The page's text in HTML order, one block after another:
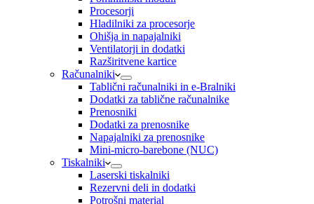
Procesorji
Hladilniki za procesorje
Ohišja in napajalniki
Ventilatorji in dodatki
Razširitvene kartice
Računalniki
Tablični računalniki in e-Bralniki
Dodatki za tablične računalnike
Prenosniki
Dodatki za prenosnike
Napajalniki za prenosnike
Mini-micro-barebone (NUC)
Tiskalniki
Laserski tiskalniki
Rezervni deli in dodatki
Potrošni material